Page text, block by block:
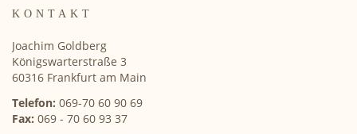
KONTAKT
Joachim Goldberg
Königswarterstraße 3
60316 Frankfurt am Main
Telefon: 069-70 60 90 69
Fax: 069 - 70 60 93 37